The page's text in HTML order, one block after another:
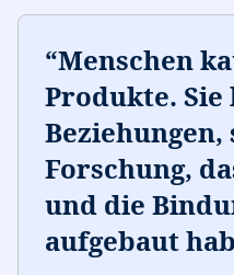
“Menschen
Produkte. Sie
Beziehungen,
Forschung,
und die
aufgebaut